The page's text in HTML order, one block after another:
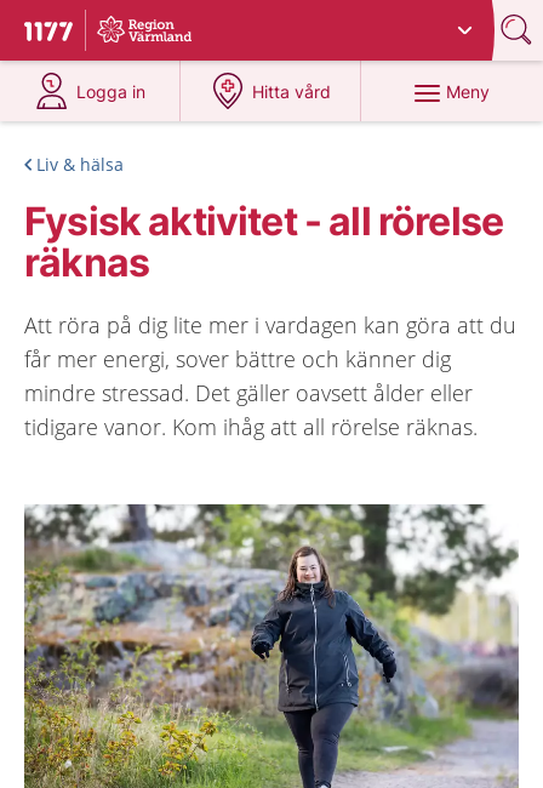
Till startsidan för 1177
Du har valt region
Logga in
på 1177.se
Hitta vård
på 1177.se
Meny
Liv & hälsa
Fysisk aktivitet - all rörelse
räknas
Att röra på dig lite mer i vardagen kan göra att du
får mer energi, sover bättre och känner dig
mindre stressad. Det gäller oavsett ålder eller
tidigare vanor. Kom ihåg att all rörelse räknas.